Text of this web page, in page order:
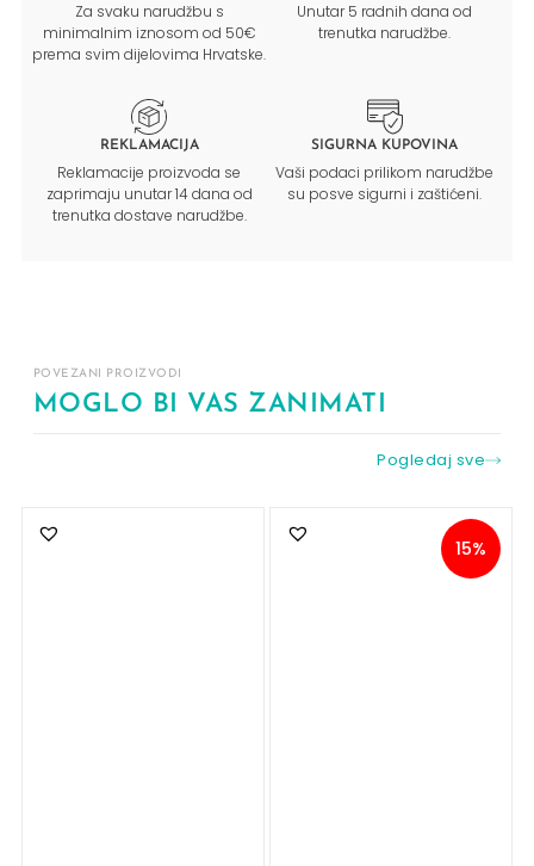
Za svaku narudžbu s
minimalnim iznosom od 50€
prema svim dijelovima Hrvatske.
Unutar 5 radnih dana od
trenutka narudžbe.
REKLAMACIJA
Reklamacije proizvoda se
zaprimaju unutar 14 dana od
trenutka dostave narudžbe.
SIGURNA KUPOVINA
Vaši podaci prilikom narudžbe
su posve sigurni i zaštićeni.
POVEZANI PROIZVODI
MOGLO BI VAS ZANIMATI
Pogledaj sve
15%